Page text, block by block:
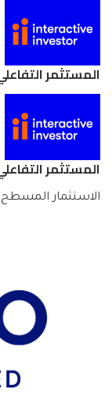
المستثمر
المستثمر
الاستثمار المسطح من 4.99 جنيه